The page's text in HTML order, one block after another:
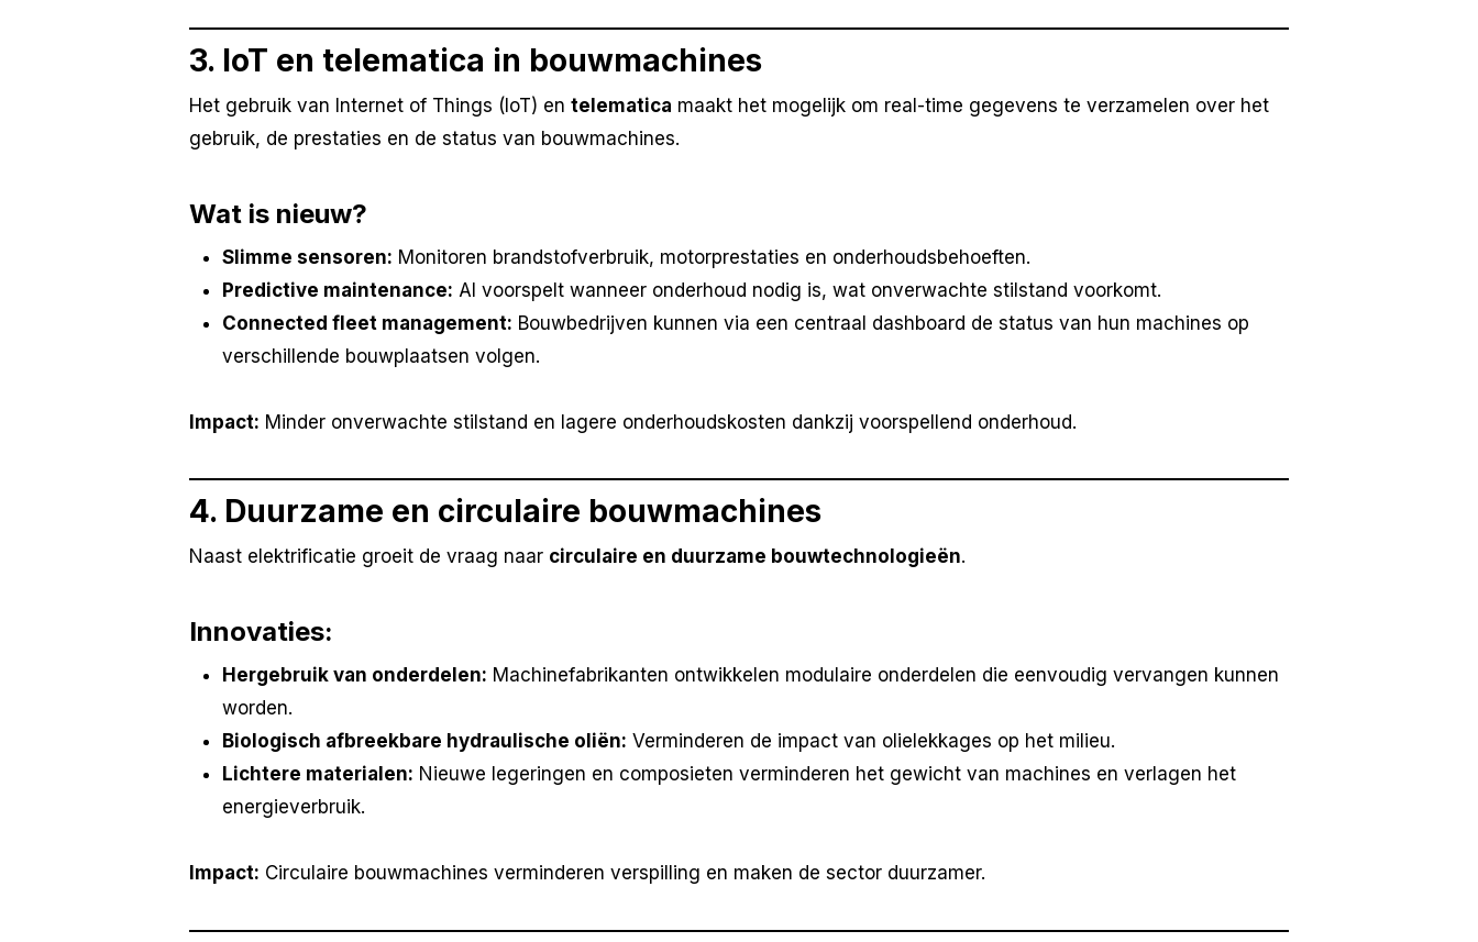
3. IoT en telematica in bouwmachines
Het gebruik van Internet of Things (IoT) en telematica maakt het mogelijk om real-time gegevens te verzamelen over het
gebruik, de prestaties en de status van bouwmachines.
Wat is nieuw?
Slimme sensoren: Monitoren brandstofverbruik, motorprestaties en onderhoudsbehoeften.
Predictive maintenance: AI voorspelt wanneer onderhoud nodig is, wat onverwachte stilstand voorkomt.
Connected fleet management: Bouwbedrijven kunnen via een centraal dashboard de status van hun machines op
verschillende bouwplaatsen volgen.
Impact: Minder onverwachte stilstand en lagere onderhoudskosten dankzij voorspellend onderhoud.
4. Duurzame en circulaire bouwmachines
Naast elektrificatie groeit de vraag naar circulaire en duurzame bouwtechnologieën.
Innovaties:
Hergebruik van onderdelen: Machinefabrikanten ontwikkelen modulaire onderdelen die eenvoudig vervangen kunnen
worden.
Biologisch afbreekbare hydraulische oliën: Verminderen de impact van olielekkages op het milieu.
Lichtere materialen: Nieuwe legeringen en composieten verminderen het gewicht van machines en verlagen het
energieverbruik.
Impact: Circulaire bouwmachines verminderen verspilling en maken de sector duurzamer.